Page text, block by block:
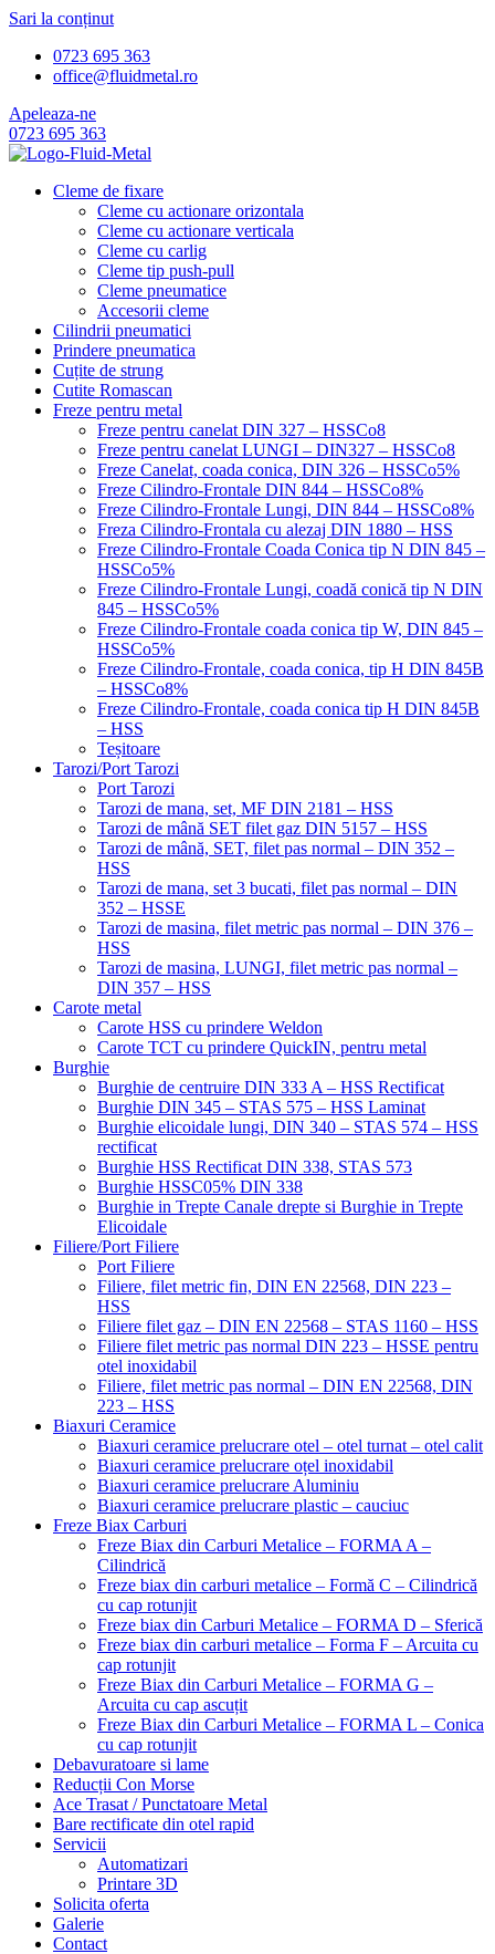
Sari la conținut
0723 695 363
office@fluidmetal.ro
Apeleaza-ne
0723 695 363
Cleme de fixare
Cleme cu actionare orizontala
Cleme cu actionare verticala
Cleme cu carlig
Cleme tip push-pull
Cleme pneumatice
Accesorii cleme
Cilindrii pneumatici
Prindere pneumatica
Cuțite de strung
Cutite Romascan
Freze pentru metal
Freze pentru canelat DIN 327 – HSSCo8
Freze pentru canelat LUNGI – DIN327 – HSSCo8
Freze Canelat, coada conica, DIN 326 – HSSCo5%
Freze Cilindro-Frontale DIN 844 – HSSCo8%
Freze Cilindro-Frontale Lungi, DIN 844 – HSSCo8%
Freza Cilindro-Frontala cu alezaj DIN 1880 – HSS
Freze Cilindro-Frontale Coada Conica tip N DIN 845 –
HSSCo5%
Freze Cilindro-Frontale Lungi, coadă conică tip N DIN
845 – HSSCo5%
Freze Cilindro-Frontale coada conica tip W, DIN 845 –
HSSCo5%
Freze Cilindro-Frontale, coada conica, tip H DIN 845B
– HSSCo8%
Freze Cilindro-Frontale, coada conica tip H DIN 845B
– HSS
Teșitoare
Tarozi/Port Tarozi
Port Tarozi
Tarozi de mana, set, MF DIN 2181 – HSS
Tarozi de mână SET filet gaz DIN 5157 – HSS
Tarozi de mână, SET, filet pas normal – DIN 352 –
HSS
Tarozi de mana, set 3 bucati, filet pas normal – DIN
352 – HSSE
Tarozi de masina, filet metric pas normal – DIN 376 –
HSS
Tarozi de masina, LUNGI, filet metric pas normal –
DIN 357 – HSS
Carote metal
Carote HSS cu prindere Weldon
Carote TCT cu prindere QuickIN, pentru metal
Burghie
Burghie de centruire DIN 333 A – HSS Rectificat
Burghie DIN 345 – STAS 575 – HSS Laminat
Burghie elicoidale lungi, DIN 340 – STAS 574 – HSS
rectificat
Burghie HSS Rectificat DIN 338, STAS 573
Burghie HSSC05% DIN 338
Burghie in Trepte Canale drepte si Burghie in Trepte
Elicoidale
Filiere/Port Filiere
Port Filiere
Filiere, filet metric fin, DIN EN 22568, DIN 223 –
HSS
Filiere filet gaz – DIN EN 22568 – STAS 1160 – HSS
Filiere filet metric pas normal DIN 223 – HSSE pentru
otel inoxidabil
Filiere, filet metric pas normal – DIN EN 22568, DIN
223 – HSS
Biaxuri Ceramice
Biaxuri ceramice prelucrare otel – otel turnat – otel calit
Biaxuri ceramice prelucrare oțel inoxidabil
Biaxuri ceramice prelucrare Aluminiu
Biaxuri ceramice prelucrare plastic – cauciuc
Freze Biax Carburi
Freze Biax din Carburi Metalice – FORMA A –
Cilindrică
Freze biax din carburi metalice – Formă C – Cilindrică
cu cap rotunjit
Freze biax din Carburi Metalice – FORMA D – Sferică
Freze biax din carburi metalice – Forma F – Arcuita cu
cap rotunjit
Freze Biax din Carburi Metalice – FORMA G –
Arcuita cu cap ascuțit
Freze Biax din Carburi Metalice – FORMA L – Conica
cu cap rotunjit
Debavuratoare si lame
Reducții Con Morse
Ace Trasat / Punctatoare Metal
Bare rectificate din otel rapid
Servicii
Automatizari
Printare 3D
Solicita oferta
Galerie
Contact